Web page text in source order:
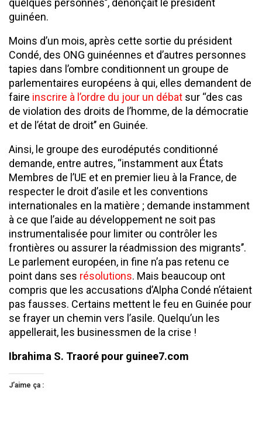
quelques personnes’’, dénonçait le président
guinéen.
Moins d’un mois, après cette sortie du président
Condé, des ONG guinéennes et d’autres personnes
tapies dans l’ombre conditionnent un groupe de
parlementaires européens à qui, elles demandent de
faire inscrire à l’ordre du jour un débat sur ‘‘des cas
de violation des droits de l’homme, de la démocratie
et de l’état de droit’’ en Guinée.
Ainsi, le groupe des eurodéputés conditionné
demande, entre autres, ‘‘instamment aux États
Membres de l’UE et en premier lieu à la France, de
respecter le droit d’asile et les conventions
internationales en la matière ; demande instamment
à ce que l’aide au développement ne soit pas
instrumentalisée pour limiter ou contrôler les
frontières ou assurer la réadmission des migrants’’.
Le parlement européen, in fine n’a pas retenu ce
point dans ses résolutions. Mais beaucoup ont
compris que les accusations d’Alpha Condé n’étaient
pas fausses. Certains mettent le feu en Guinée pour
se frayer un chemin vers l’asile. Quelqu’un les
appellerait, les businessmen de la crise !
Ibrahima S. Traoré pour guinee7.com
J’aime ça :